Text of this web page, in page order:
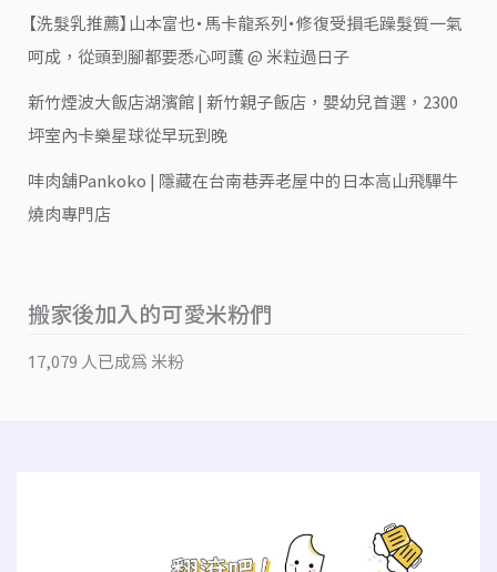
【洗髮乳推薦】山本富也・馬卡龍系列・修復受損毛躁髮質一氣
呵成，從頭到腳都要悉心呵護 @ 米粒過日子
新竹煙波大飯店湖濱館 | 新竹親子飯店，嬰幼兒首選，2300
坪室內卡樂星球從早玩到晚
㕩肉舖Pankoko | 隱藏在台南巷弄老屋中的日本高山飛驒牛
燒肉專門店
搬家後加入的可愛米粉們
17,079 人已成為 米粉